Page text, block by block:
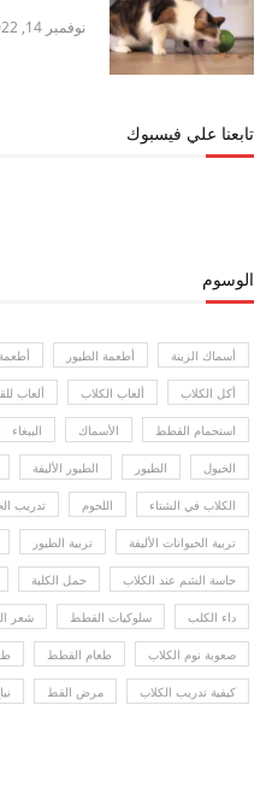
نوفمبر 14, 2022
تابعنا علي فيسبوك
الوسوم
أسماك الزينة أطعمة الطيور
أكل الكلاب ألعاب الكلاب ألعاب
استحمام القطط الأسماك الببغاء
الخيول الطيور الطيور الأليفة
الكلاب في الشتاء اللحوم تدريب
تربية الحيوانات الأليفة تربية الطيور
حاسة الشم عند الكلاب حمل الكلبة
داء الكلب سلوكيات القطط شعر
صعوبة نوم الكلاب طعام القطط
كيفية تدريب الكلاب مرض القط